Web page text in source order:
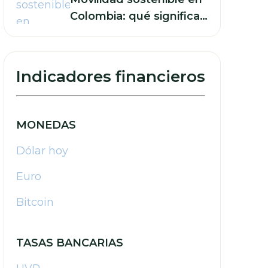
Colombia: qué significan
finanzas de su empresa
Indicadores financieros
MONEDAS
Dólar hoy
Euro
Bitcoin
TASAS BANCARIAS